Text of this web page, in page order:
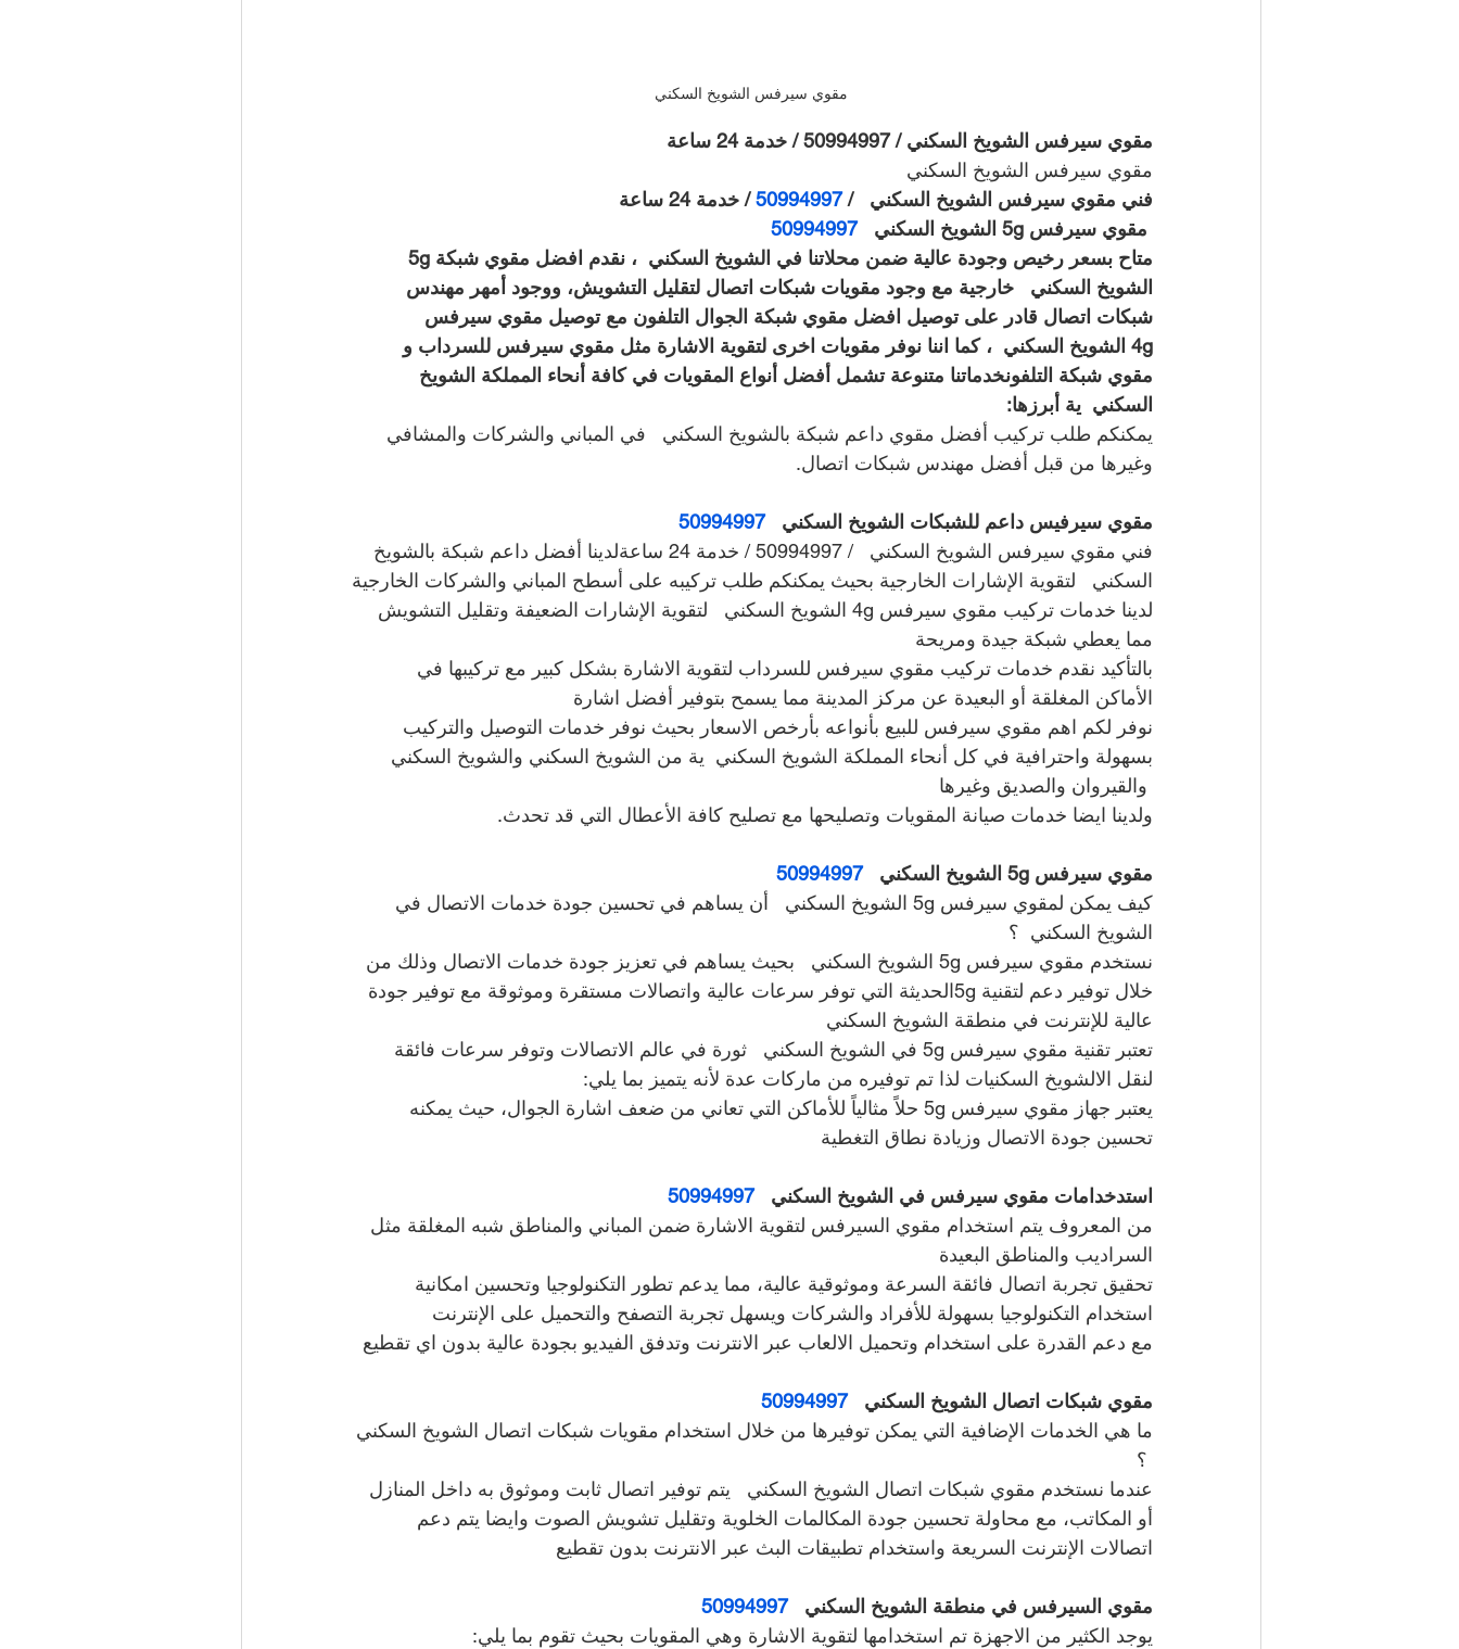
مقوي سيرفس الشويخ السكني
مقوي سيرفس الشويخ السكني / 50994997 / خدمة 24 ساعة
مقوي سيرفس الشويخ السكني
فني مقوي سيرفس الشويخ السكني   / 50994997 / خدمة 24 ساعة
مقوي سيرفس 5g الشويخ السكني
50994997
الشويخ السكني   خارجية مع وجود مقويات شبكات اتصال لتقليل التشويش، ووجود أمهر مهندس
شبكات اتصال قادر على توصيل افضل مقوي شبكة الجوال التلفون مع توصيل مقوي سيرفس
4g الشويخ السكني  ، كما اننا نوفر مقويات اخرى لتقوية الاشارة مثل مقوي سيرفس للسرداب و
مقوي شبكة التلفونخدماتنا متنوعة تشمل أفضل أنواع المقويات في كافة أنحاء المملكة الشويخ
السكني  ية أبرزها:
يمكنكم طلب تركيب أفضل مقوي داعم شبكة بالشويخ السكني   في المباني والشركات والمشافي
وغيرها من قبل أفضل مهندس شبكات اتصال.
مقوي سيرفيس داعم للشبكات الشويخ السكني 50994997
فني مقوي سيرفس الشويخ السكني   / 50994997 / خدمة 24 ساعةلدينا أفضل داعم شبكة بالشويخ
السكني   لتقوية الإشارات الخارجية بحيث يمكنكم طلب تركيبه على أسطح المباني والشركات الخارجية
لدينا خدمات تركيب مقوي سيرفس 4g الشويخ السكني   لتقوية الإشارات الضعيفة وتقليل التشويش
مما يعطي شبكة جيدة ومريحة
بالتأكيد نقدم خدمات تركيب مقوي سيرفس للسرداب لتقوية الاشارة بشكل كبير مع تركيبها في
الأماكن المغلقة أو البعيدة عن مركز المدينة مما يسمح بتوفير أفضل اشارة
نوفر لكم اهم مقوي سيرفس للبيع بأنواعه بأرخص الاسعار بحيث نوفر خدمات التوصيل والتركيب
بسهولة واحترافية في كل أنحاء المملكة الشويخ السكني  ية من الشويخ السكني والشويخ السكني
والقيروان والصديق وغيرها
ولدينا ايضا خدمات صيانة المقويات وتصليحها مع تصليح كافة الأعطال التي قد تحدث.
مقوي سيرفس 5g الشويخ السكني
50994997
كيف يمكن لمقوي سيرفس 5g الشويخ السكني   أن يساهم في تحسين جودة خدمات الاتصال في
الشويخ السكني  ؟
نستخدم مقوي سيرفس 5g الشويخ السكني   بحيث يساهم في تعزيز جودة خدمات الاتصال وذلك من
خلال توفير دعم لتقنية 5gالحديثة التي توفر سرعات عالية واتصالات مستقرة وموثوقة مع توفير جودة
عالية للإنترنت في منطقة الشويخ السكني
تعتبر تقنية مقوي سيرفس 5g في الشويخ السكني   ثورة في عالم الاتصالات وتوفر سرعات فائقة
لنقل الالشويخ السكنيات لذا تم توفيره من ماركات عدة لأنه يتميز بما يلي:
يعتبر جهاز مقوي سيرفس 5g حلاً مثالياً للأماكن التي تعاني من ضعف اشارة الجوال، حيث يمكنه
تحسين جودة الاتصال وزيادة نطاق التغطية
استدخدامات مقوي سيرفس في الشويخ السكني 50994997
من المعروف يتم استخدام مقوي السيرفس لتقوية الاشارة ضمن المباني والمناطق شبه المغلقة مثل
السراديب والمناطق البعيدة
تحقيق تجربة اتصال فائقة السرعة وموثوقية عالية، مما يدعم تطور التكنولوجيا وتحسين امكانية
استخدام التكنولوجيا بسهولة للأفراد والشركات ويسهل تجربة التصفح والتحميل على الإنترنت
مع دعم القدرة على استخدام وتحميل الالعاب عبر الانترنت وتدفق الفيديو بجودة عالية بدون اي تقطيع
مقوي شبكات اتصال الشويخ السكني 50994997
ما هي الخدمات الإضافية التي يمكن توفيرها من خلال استخدام مقويات شبكات اتصال الشويخ السكني
؟
عندما نستخدم مقوي شبكات اتصال الشويخ السكني   يتم توفير اتصال ثابت وموثوق به داخل المنازل
أو المكاتب، مع محاولة تحسين جودة المكالمات الخلوية وتقليل تشويش الصوت وايضا يتم دعم
اتصالات الإنترنت السريعة واستخدام تطبيقات البث عبر الانترنت بدون تقطيع
مقوي السيرفس في منطقة الشويخ السكني 50994997
يوجد الكثير من الاجهزة تم استخدامها لتقوية الاشارة وهي المقويات بحيث تقوم بما يلي: